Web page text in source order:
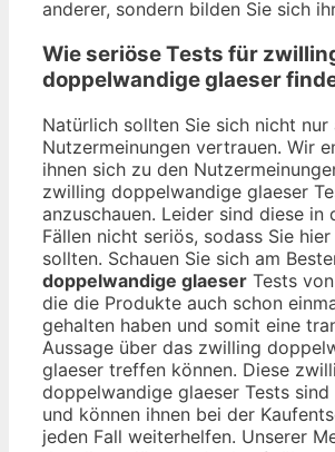
anderer, sondern bilden Sie sich
Wie seriöse Tests für
doppelwandige glaeser
Natürlich sollten Sie sich nicht nur
Nutzermeinungen vertrauen. Wir
ihnen sich zu den
zwilling doppelwandige glaeser
anzuschauen. Leider sind diese in
Fällen nicht seriös, sodass Sie
sollten. Schauen Sie sich am
doppelwandige glaeser Tests
die die Produkte auch schon
gehalten haben und somit eine
Aussage über das zwilling
glaeser treffen können. Diese
doppelwandige glaeser Tests sind
und können ihnen bei der
jeden Fall weiterhelfen. Unserer